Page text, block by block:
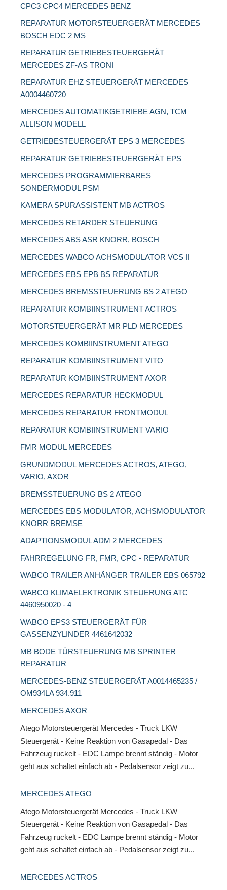
CPC3 CPC4 MERCEDES BENZ
REPARATUR MOTORSTEUERGERÄT MERCEDES
BOSCH EDC 2 MS
REPARATUR GETRIEBESTEUERGERÄT
MERCEDES ZF-AS TRONI
REPARATUR EHZ STEUERGERÄT MERCEDES
A0004460720
MERCEDES AUTOMATIKGETRIEBE AGN, TCM
ALLISON MODELL
GETRIEBESTEUERGERÄT EPS 3 MERCEDES
REPARATUR GETRIEBESTEUERGERÄT EPS
MERCEDES PROGRAMMIERBARES
SONDERMODUL PSM
KAMERA SPURASSISTENT MB ACTROS
MERCEDES RETARDER STEUERUNG
MERCEDES ABS ASR KNORR, BOSCH
MERCEDES WABCO ACHSMODULATOR VCS II
MERCEDES EBS EPB BS REPARATUR
MERCEDES BREMSSTEUERUNG BS 2 ATEGO
REPARATUR KOMBIINSTRUMENT ACTROS
MOTORSTEUERGERÄT MR PLD MERCEDES
MERCEDES KOMBIINSTRUMENT ATEGO
REPARATUR KOMBIINSTRUMENT VITO
REPARATUR KOMBIINSTRUMENT AXOR
MERCEDES REPARATUR HECKMODUL
MERCEDES REPARATUR FRONTMODUL
REPARATUR KOMBIINSTRUMENT VARIO
FMR MODUL MERCEDES
GRUNDMODUL MERCEDES ACTROS, ATEGO,
VARIO, AXOR
BREMSSTEUERUNG BS 2 ATEGO
MERCEDES EBS MODULATOR, ACHSMODULATOR
KNORR BREMSE
ADAPTIONSMODUL ADM 2 MERCEDES
FAHRREGELUNG FR, FMR, CPC - REPARATUR
WABCO TRAILER ANHÄNGER TRAILER EBS 065792
WABCO KLIMAELEKTRONIK STEUERUNG ATC
4460950020 - 4
WABCO EPS3 STEUERGERÄT FÜR
GASSENZYLINDER 4461642032
MB BODE TÜRSTEUERUNG MB SPRINTER
REPARATUR
MERCEDES-BENZ STEUERGERÄT A0014465235 /
OM934LA 934.911
MERCEDES AXOR
Atego Motorsteuergerät Mercedes - Truck LKW
Steuergerät - Keine Reaktion von Gasapedal - Das
Fahrzeug ruckelt - EDC Lampe brennt ständig - Motor
geht aus schaltet einfach ab - Pedalsensor zeigt zu...
MERCEDES ATEGO
Atego Motorsteuergerät Mercedes - Truck LKW
Steuergerät - Keine Reaktion von Gasapedal - Das
Fahrzeug ruckelt - EDC Lampe brennt ständig - Motor
geht aus schaltet einfach ab - Pedalsensor zeigt zu...
MERCEDES ACTROS